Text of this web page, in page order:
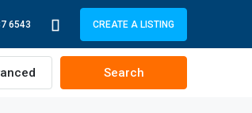
6543 CREATE A LISTING
Search